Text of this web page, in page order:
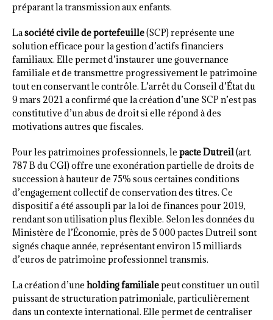
préparant la transmission aux enfants.
Lasociété civile de portefeuille(SCP) représente une
solution efficace pour la gestion d’actifs financiers
familiaux. Elle permet d’instaurer une gouvernance
familiale et de transmettre progressivement le patrimoine
tout en conservant le contrôle. L’arrêt du Conseil d’État du
9 mars 2021 a confirmé que la création d’une SCP n’est pas
constitutive d’un abus de droit si elle répond à des
motivations autres que fiscales.
Pour les patrimoines professionnels, le pacte Dutreil(art.
787 B du CGI) offre une exonération partielle de droits de
succession à hauteur de 75% sous certaines conditions
d’engagement collectif de conservation des titres. Ce
dispositif a été assoupli par la loi de finances pour 2019,
rendant son utilisation plus flexible. Selon les données du
Ministère de l’Économie, près de 5 000 pactes Dutreil sont
signés chaque année, représentant environ 15 milliards
d’euros de patrimoine professionnel transmis.
La création d’une holding familialepeut constituer un outil
puissant de structuration patrimoniale, particulièrement
dans un contexte international. Elle permet de centraliser